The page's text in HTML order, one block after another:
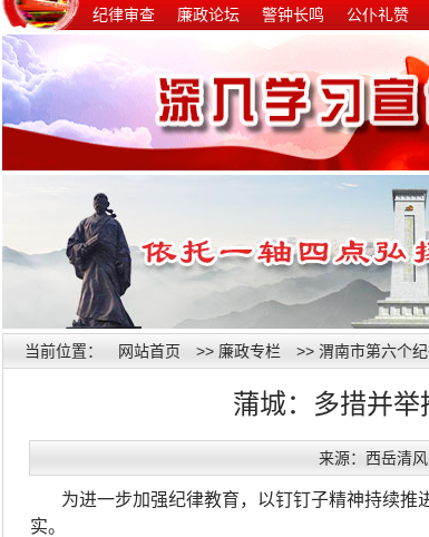
纪律审查
廉政论坛 警钟长鸣 公仆礼赞
当前位置： 网站首页 >> 廉政专栏 >> 渭南市第六个
蒲城：多措并
来源：西岳清
为进一步加强纪律教育，以钉钉子精神持续
实。